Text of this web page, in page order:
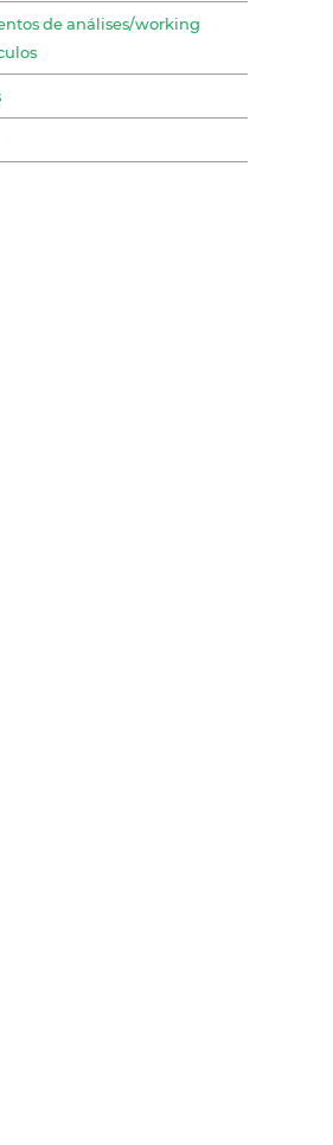
de análises/working